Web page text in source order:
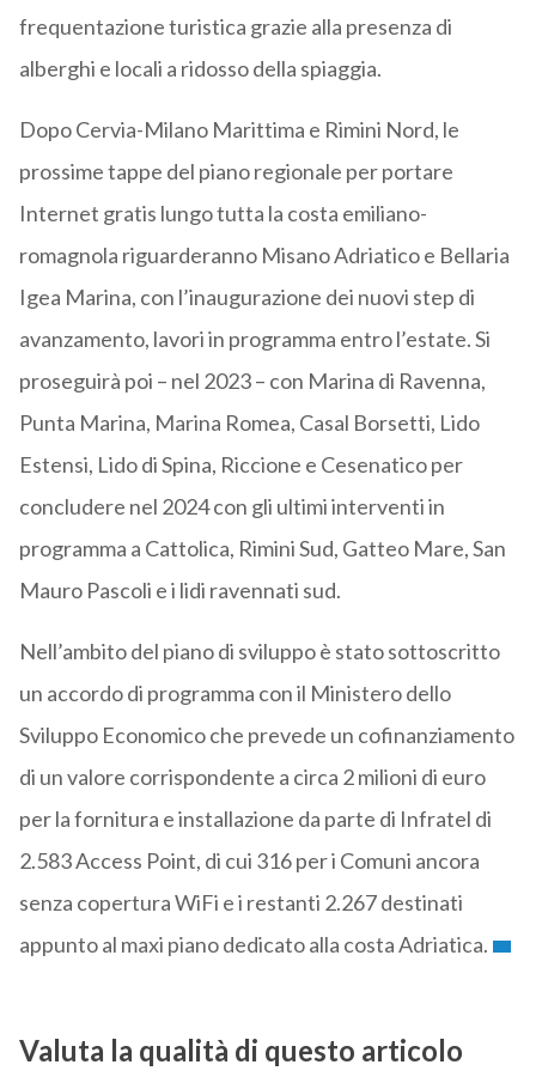
frequentazione turistica grazie alla presenza di
alberghi e locali a ridosso della spiaggia.
Dopo Cervia-Milano Marittima e Rimini Nord, le
prossime tappe del piano regionale per portare
Internet gratis lungo tutta la costa emiliano-
romagnola riguarderanno Misano Adriatico e Bellaria
Igea Marina, con l’inaugurazione dei nuovi step di
avanzamento, lavori in programma entro l’estate. Si
proseguirà poi – nel 2023 – con Marina di Ravenna,
Punta Marina, Marina Romea, Casal Borsetti, Lido
Estensi, Lido di Spina, Riccione e Cesenatico per
concludere nel 2024 con gli ultimi interventi in
programma a Cattolica, Rimini Sud, Gatteo Mare, San
Mauro Pascoli e i lidi ravennati sud.
Nell’ambito del piano di sviluppo è stato sottoscritto
un accordo di programma con il Ministero dello
Sviluppo Economico che prevede un cofinanziamento
di un valore corrispondente a circa 2 milioni di euro
per la fornitura e installazione da parte di Infratel di
2.583 Access Point, di cui 316 per i Comuni ancora
senza copertura WiFi e i restanti 2.267 destinati
appunto al maxi piano dedicato alla costa Adriatica.
Valuta la qualità di questo articolo